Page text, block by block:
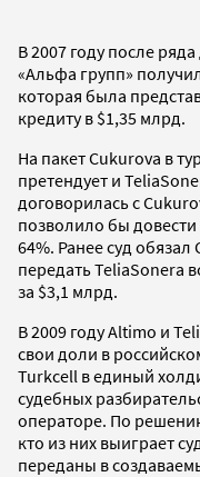
В 2007 году после
«Альфа групп»
которая была
кредиту в $1,35 млрд.
На пакет Cukurova в
претендует и
договорилась с
позволило бы
64%. Ранее суд
передать TeliaSonera
за $3,1 млрд.
В 2009 году Altimo и
свои доли в
Turkcell в единый
судебных
операторе. По
кто из них выиграет
переданы в